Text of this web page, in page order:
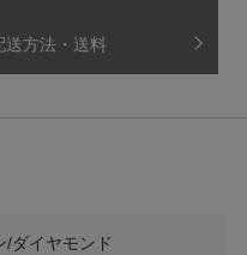
送方法・送料
/ダイヤモンド